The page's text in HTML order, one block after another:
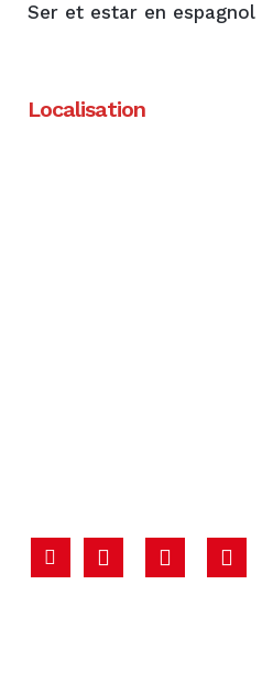
Ser et estar en espagnol
Localisation